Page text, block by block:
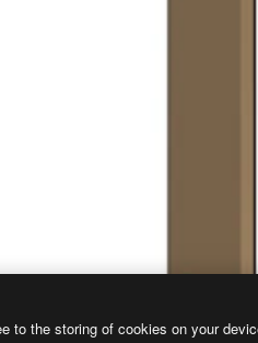
to the storing of cookies on your